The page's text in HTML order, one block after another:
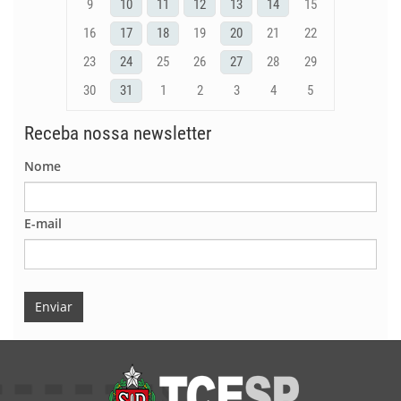
9
10 11 12 13 14
15
16
17 18 19 20 21
22
23
24 25 26 27 28
29
30
31 1 2 3 4 5
Receba nossa newsletter
Nome
E-mail
Enviar